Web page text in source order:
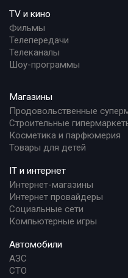
TV и кино
Фильмы
Телепередачи
Телеканалы
Шоу-программы
Магазины
Продовольственные
Строительные
Косметика и парфюмерия
Товары для детей
IT и интернет
Интернет-магазины
Интернет провайдеры
Социальные сети
Компьютерные игры
Автомобили
АЗС
СТО